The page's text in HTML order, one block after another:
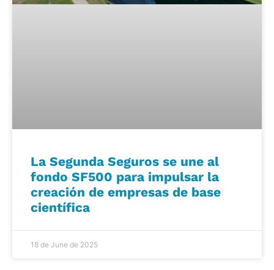
La Segunda Seguros se une al
fondo SF500 para impulsar la
creación de empresas de base
científica
18 de June de 2025